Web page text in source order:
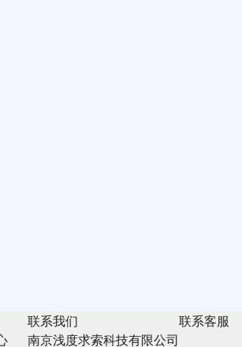
联系我们
南京浅度求索科技有限公司
联系客服